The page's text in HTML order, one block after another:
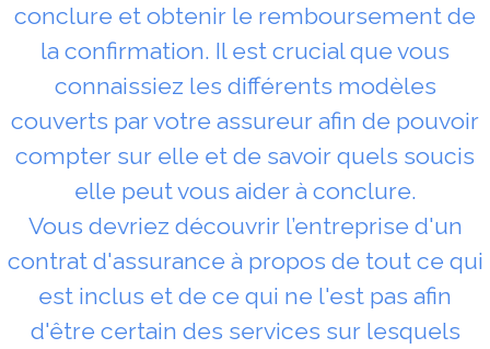
conclure et obtenir le remboursement de
la confirmation. Il est crucial que vous
connaissiez les différents modèles
couverts par votre assureur afin de pouvoir
compter sur elle et de savoir quels soucis
elle peut vous aider à conclure.
Vous devriez découvrir l’entreprise d'un
contrat d'assurance à propos de tout ce qui
est inclus et de ce qui ne l'est pas afin
d'être certain des services sur lesquels